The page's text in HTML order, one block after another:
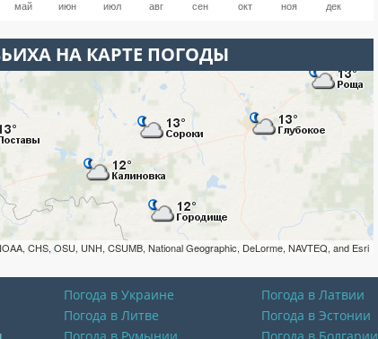
май июн июл авг сен окт ноя дек
НА КАРТЕ ПОГОДЫ
CHS, OSU, UNH, CSUMB, National Geographic, DeLorme, NAVTEQ, and Esri
Погода в Украине Погода в Латвии
Погода в Литве
Погода в Эстонии